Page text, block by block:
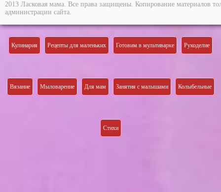
2013 Ласковая мама. Все права защищены. Копирование материалов
администрации сайта.
Кулинария Рецепты для маленьких Готовим в мультиварке Рукоделие
Вязание Мыловарение Для мам Занятия с малышами Колыбельные
Стихи